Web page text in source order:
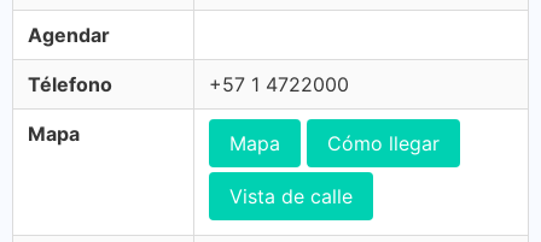
Agendar
Télefono +57 1 4722000
Mapa Mapa Cómo llegar
Vista de calle